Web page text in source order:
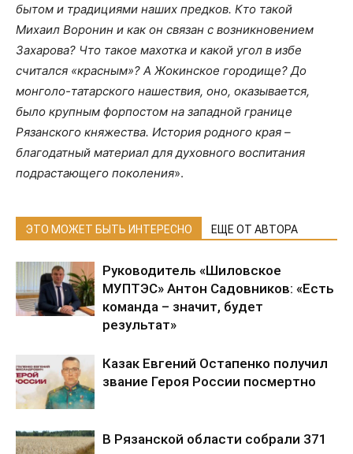
бытом и традициями наших предков. Кто такой
Михаил Воронин и как он связан с возникновением
Захарова? Что такое махотка и какой угол в избе
считался «красным»? А Жокинское городище? До
монголо-татарского нашествия, оно, оказывается,
было крупным форпостом на западной границе
Рязанского княжества. История родного края –
благодатный материал для духовного воспитания
подрастающего поколения».
ЭТО МОЖЕТ БЫТЬ ИНТЕРЕСНО ЕЩЕ ОТ АВТОРА
Руководитель «Шиловское
МУПТЭС» Антон Садовников: «Есть
команда – значит, будет
результат»
Казак Евгений Остапенко получил
звание Героя России посмертно
В Рязанской области собрали 371